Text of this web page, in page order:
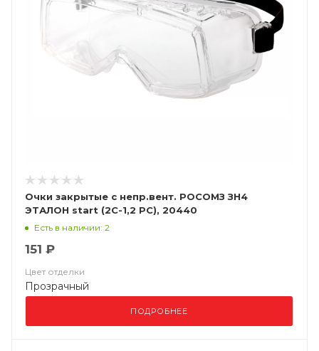
Очки закрытые с непр.вент. РОСОМЗ ЗН4
ЭТАЛОН start (2С-1,2 PС), 20440
Есть в наличии: 2
151 ₽
Цвет отделки
Прозрачный
ПОДРОБНЕЕ